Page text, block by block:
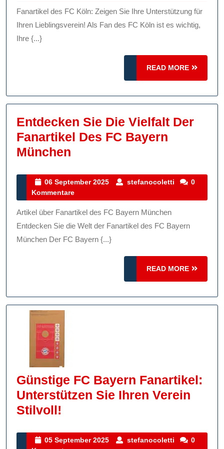
Des
FC
Sie
2025
Fanartikel des FC Köln: Zeigen Sie Ihre Unterstützung für
Ihren Lieblingsverein! Als Fan des FC Köln ist es wichtig,
Ihre {...}
READ MORE
READ
MORE
Entdecken Sie Die Vielfalt Der
Fanartikel Des FC Bayern
München
Die
Vielfalt
Der
Fanartikel
Des
06 September 2025
06
2025
stefanocoletti stefanocoletti
0
Kommentare
Artikel über Fanartikel des FC Bayern München
Entdecken Sie die Welt der Fanartikel des FC Bayern
München Der FC Bayern {...}
READ MORE
READ
MORE
Günstige FC Bayern Fanartikel:
Unterstützen Sie Ihren Verein
Stilvoll!
Bayern
05 September 2025
05
stefanocoletti stefanocoletti
0